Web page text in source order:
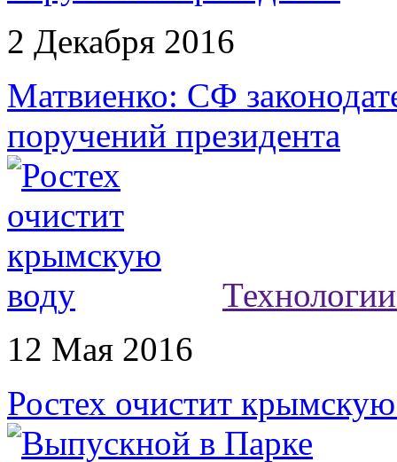
2 Декабря 2016
Матвиенко: СФ
поручений президента
Технологии
12 Мая 2016
Ростех очистит